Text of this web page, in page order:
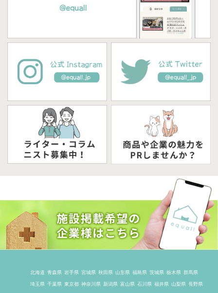
北海道 青森県 岩手県 宮城県 秋田県 山形県 福島県 茨城県 栃木県 群馬県
埼玉県 千葉県 東京都 神奈川県 新潟県 富山県 石川県 福井県 山梨県 長野県